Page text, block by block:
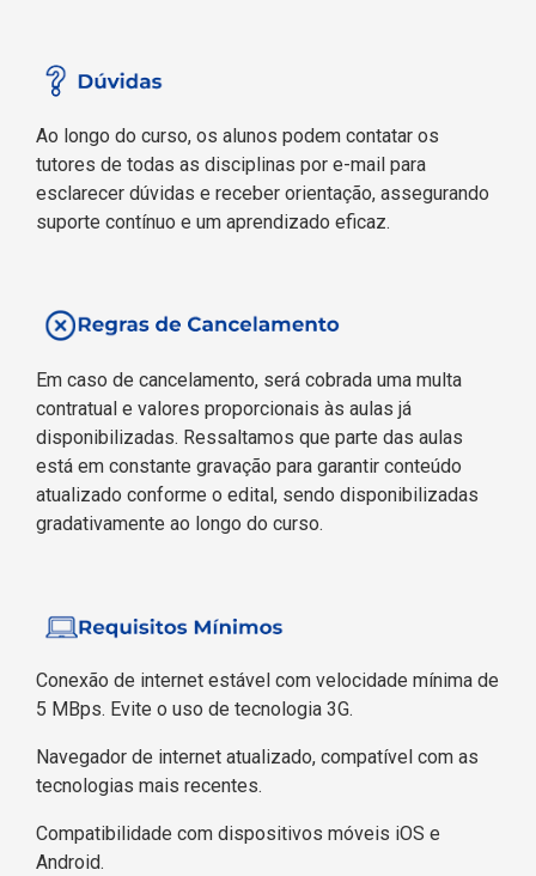
Ao longo do curso, os alunos podem contatar os
tutores de todas as disciplinas por e-mail para
esclarecer dúvidas e receber orientação, assegurando
suporte contínuo e um aprendizado eficaz.
Em caso de cancelamento, será cobrada uma multa
contratual e valores proporcionais às aulas já
disponibilizadas. Ressaltamos que parte das aulas
está em constante gravação para garantir conteúdo
atualizado conforme o edital, sendo disponibilizadas
gradativamente ao longo do curso.
Conexão de internet estável com velocidade mínima de
5 MBps. Evite o uso de tecnologia 3G.
Navegador de internet atualizado, compatível com as
tecnologias mais recentes.
Compatibilidade com dispositivos móveis iOS e
Android.